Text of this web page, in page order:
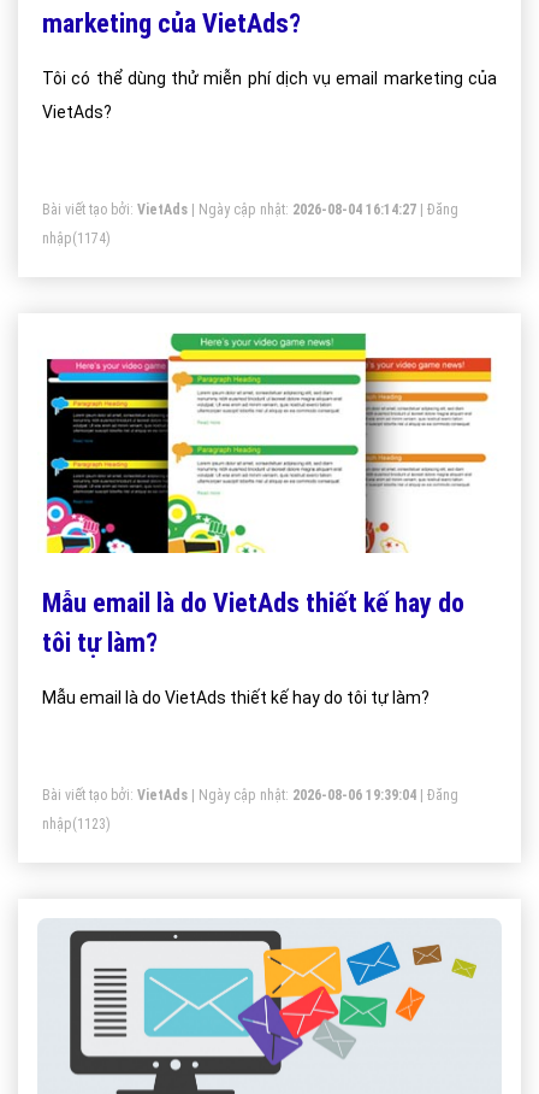
marketing của VietAds?
Tôi có thể dùng thử miễn phí dịch vụ email marketing của
VietAds?
Bài viết tạo bởi: VietAds | Ngày cập nhật: 2026-08-04 16:14:27
Đăng
nhập(1174)
Mẫu email là do VietAds thiết kế hay do
tôi tự làm?
Mẫu email là do VietAds thiết kế hay do tôi tự làm?
Bài viết tạo bởi: VietAds | Ngày cập nhật: 2026-08-06 19:39:04
Đăng
nhập(1123)